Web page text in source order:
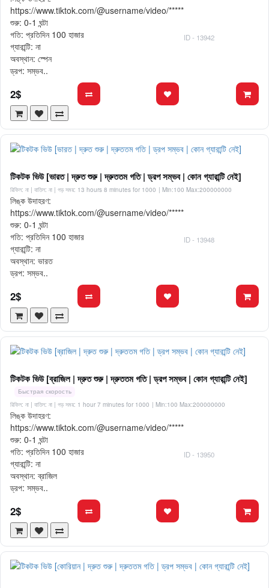
https://www.tiktok.com/@username/video/*****
শুরু: 0-1 ঘন্টা
গতি: প্রতিদিন 100 হাজার
গ্যারান্টি: না
অবস্থান: স্পেন
ড্রপ: সম্ভব..
ID - 13942
2$
টিকটক ভিউ [ভারত | দ্রুত শুরু | দ্রুততম গতি | ড্রপ সম্ভব | কোন গ্যারান্টি নেই]
রিফিল: না | বাতিল: না | গড় সময়: 13 hours 8 minutes for 1000 | Min:100 Max:200000000
লিঙ্ক উদাহরণ:
https://www.tiktok.com/@username/video/*****
শুরু: 0-1 ঘন্টা
গতি: প্রতিদিন 100 হাজার
গ্যারান্টি: না
অবস্থান: ভারত
ড্রপ: সম্ভব..
ID - 13948
2$
টিকটক ভিউ [ব্রাজিল | দ্রুত শুরু | দ্রুততম গতি | ড্রপ সম্ভব | কোন গ্যারান্টি নেই]
Быстрая скорость
রিফিল: না | বাতিল: না | গড় সময়: 1 hour 7 minutes for 1000 | Min:100 Max:200000000
লিঙ্ক উদাহরণ:
https://www.tiktok.com/@username/video/*****
শুরু: 0-1 ঘন্টা
গতি: প্রতিদিন 100 হাজার
গ্যারান্টি: না
অবস্থান: ব্রাজিল
ড্রপ: সম্ভব..
ID - 13950
2$